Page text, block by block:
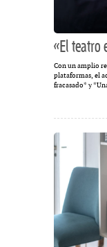
«El teatro
Con un amplio
plataformas, el
fracasado* y